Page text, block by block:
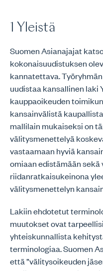
1 Yleistä
Suomen Asianajajat
kokonaisuudistuksen
kannatettava.
uudistaa kansallinen laki
kauppaoikeuden
kansainvälistä
mallilain mukaiseksi on
välitysmenettelyä
vastaamaan hyviä
omiaan edistämään
riidanratkaisukeinona
välitysmenettelyn
Lakiin ehdotetut
muutokset ovat
yhteiskunnallista
terminologiaa. Suomen
että ”välitysoikeuden